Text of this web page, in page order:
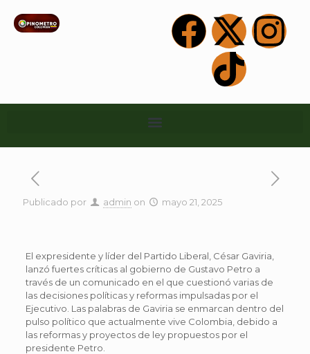
Publicado por admin on mayo 21, 2025
El expresidente y líder del Partido Liberal, César Gaviria,
lanzó fuertes críticas al gobierno de Gustavo Petro a
través de un comunicado en el que cuestionó varias de
las decisiones políticas y reformas impulsadas por el
Ejecutivo. Las palabras de Gaviria se enmarcan dentro del
pulso político que actualmente vive Colombia, debido a
las reformas y proyectos de ley propuestos por el
presidente Petro.